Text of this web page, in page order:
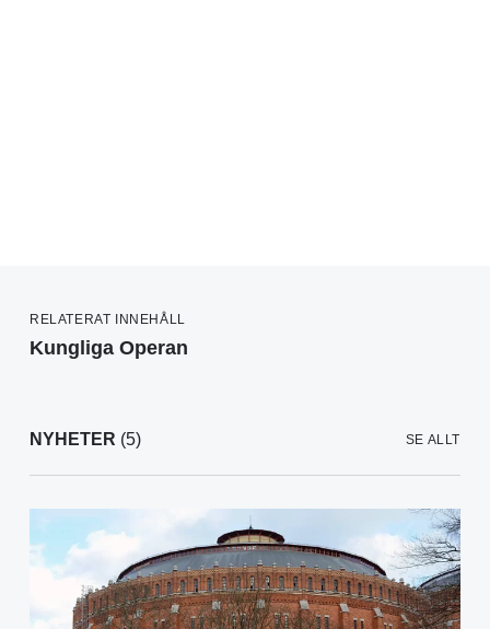
RELATERAT INNEHÅLL
Kungliga Operan
NYHETER (5) SE ALLT